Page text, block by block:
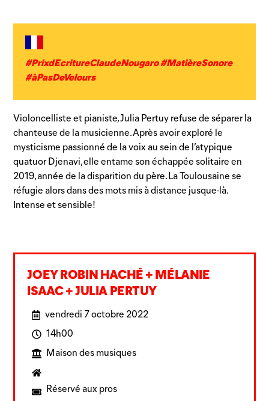
#PrixdEcritureClaudeNougaro #MatièreSonore
#àPasDeVelours
Violoncelliste et pianiste, Julia Pertuy refuse de séparer la
chanteuse de la musicienne. Après avoir exploré le
mysticisme passionné de la voix au sein de l’atypique
quatuor Djenavi, elle entame son échappée solitaire en
2019, année de la disparition du père. La Toulousaine se
réfugie alors dans des mots mis à distance jusque-là.
Intense et sensible!
JOEY ROBIN HACHÉ + MÉLANIE
ISAAC + JULIA PERTUY
vendredi 7 octobre 2022
14h00
Maison des musiques
Réservé aux pros